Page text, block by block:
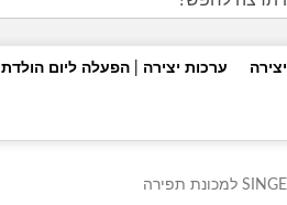
ערכות יצירה | הפעלה ליום הולדת